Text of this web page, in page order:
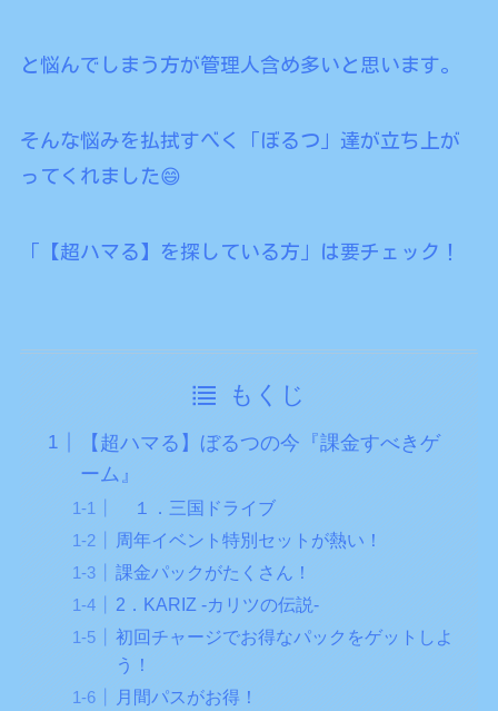
と悩んでしまう方が管理人含め多いと思います。
そんな悩みを払拭すべく「ぼるつ」達が立ち上が
ってくれました😄
「【超ハマる】を探している方」は要チェック！
もくじ
【超ハマる】ぼるつの今『課金すべきゲ
ーム』
１．三国ドライブ
周年イベント特別セットが熱い！
課金パックがたくさん！
2．KARIZ -カリツの伝説-
初回チャージでお得なパックをゲットしよ
う！
月間パスがお得！